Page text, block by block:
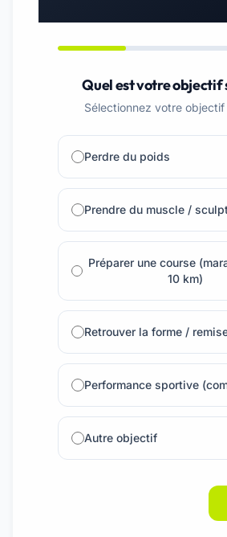
Quel est votre objectif
Sélectionnez votre
Perdre du poids
Prendre du muscle /
Préparer une course
10 km)
Retrouver la forme /
Performance sportive
Autre objectif